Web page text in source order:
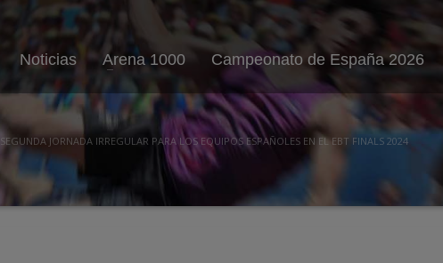
Noticias Arena 1000 Campeonato de España 2026
SEGUNDA JORNADA IRREGULAR PARA LOS EQUIPOS ESPAÑOLES EN EL EBT FINALS 2024